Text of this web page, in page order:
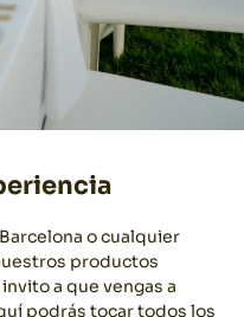
o cualquier
productos
a que vengas a
podrás tocar todos los